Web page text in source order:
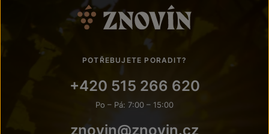
POTŘEBUJETE PORADIT?
+420 515 266 620
Po – Pá: 7:00 – 15:00
znovin@znovin.cz